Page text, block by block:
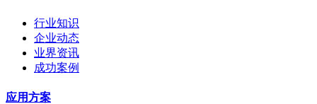
行业知识
企业动态
业界资讯
成功案例
应用方案